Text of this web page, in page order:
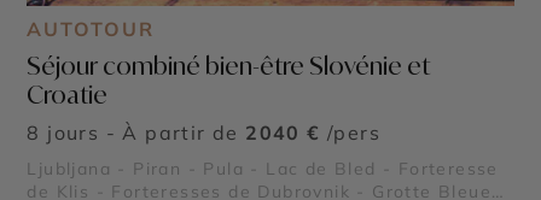
AUTOTOUR
Séjour combiné bien-être Slovénie et
Croatie
8 jours - À partir de 2040 € /pers
Ljubljana - Piran - Pula - Lac de Bled - Forteresse
de Klis - Forteresses de Dubrovnik - Grotte Bleue